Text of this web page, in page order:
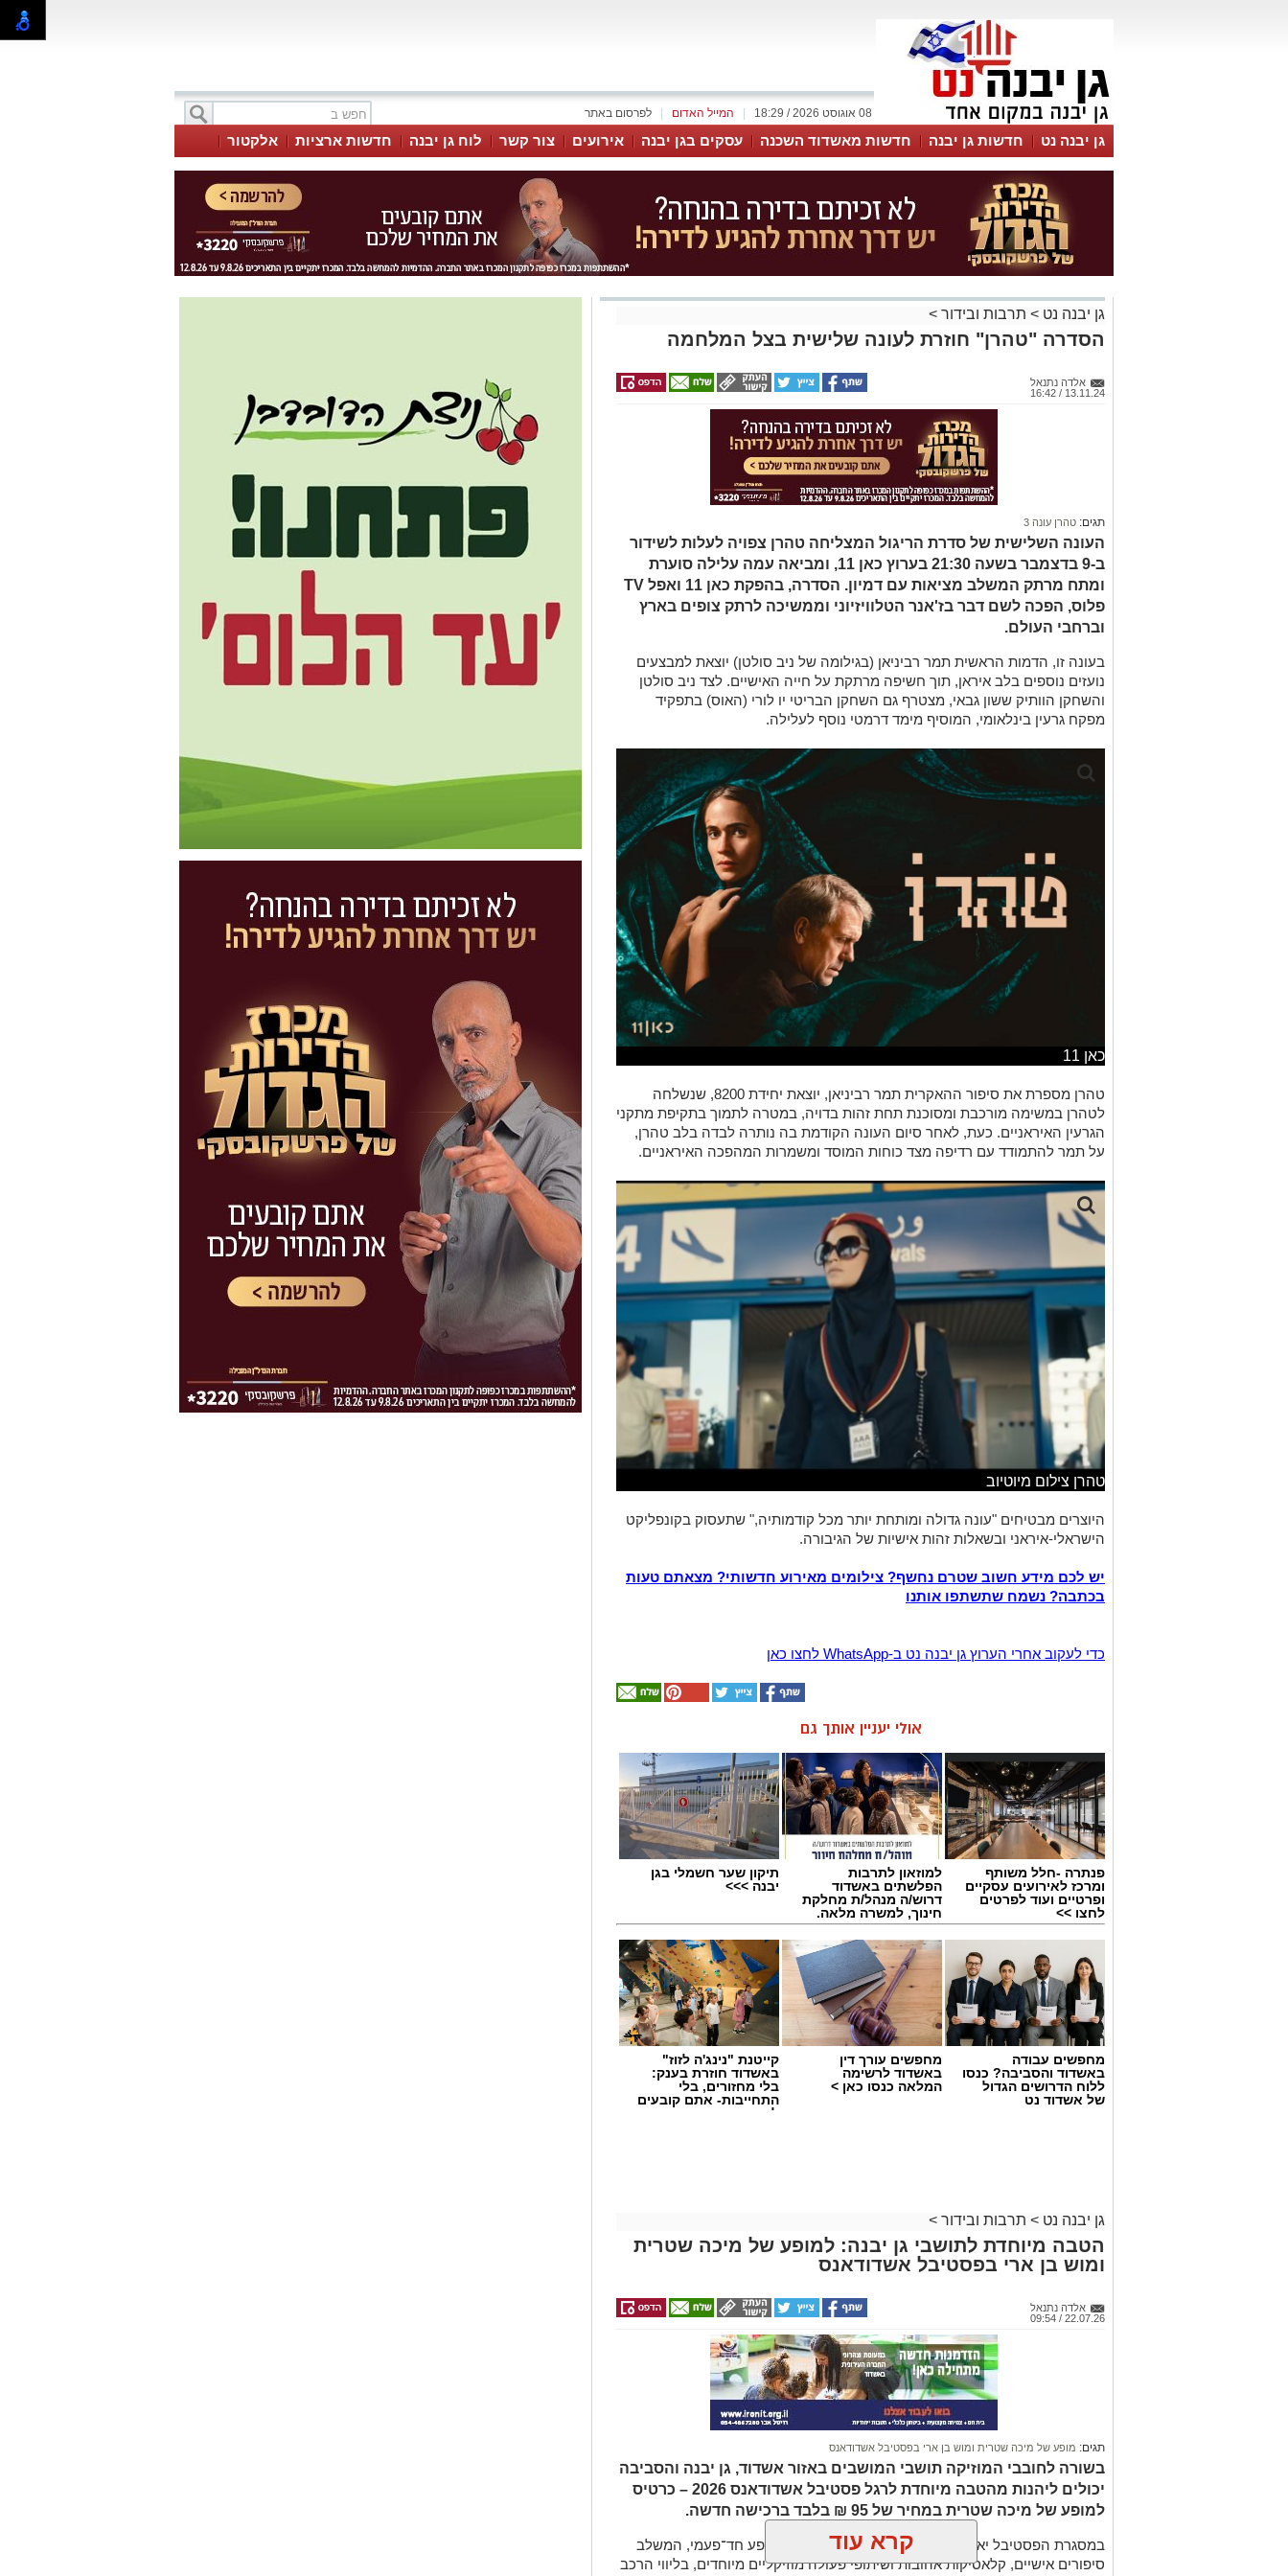
לפרסום באתר המייל האדום 08 אוגוסט 2026 / 18:29
גן יבנה נט חדשות גן יבנה חדשות מאשדוד השכנה עסקים בגן יבנה אירועים צור קשר לוח גן יבנה חדשות ארציות
אלקטור
MyKehila
גן יבנה נט > תרבות ובידור >
הסדרה "טהרן" חוזרת לעונה שלישית בצל המלחמה
אלדה נתנאל
13.11.24 / 16:42
תגים: טהרן עונה 3
העונה השלישית של סדרת הריגול המצליחה טהרן צפויה לעלות לשידור
ב-9 בדצמבר בשעה 21:30 בערוץ כאן 11, ומביאה עמה עלילה סוערת
ומתח מרתק המשלב מציאות עם דמיון. הסדרה, בהפקת כאן 11 ואפל TV
פלוס, הפכה לשם דבר בז'אנר הטלוויזיוני וממשיכה לרתק צופים בארץ
וברחבי העולם.
בעונה זו, הדמות הראשית תמר רביניאן (בגילומה של ניב סולטן) יוצאת למבצעים
נועזים נוספים בלב איראן, תוך חשיפה מרתקת על חייה האישיים. לצד ניב סולטן
והשחקן הוותיק ששון גבאי, מצטרף גם השחקן הבריטי יו לורי (האוס) בתפקיד
מפקח גרעין בינלאומי, המוסיף מימד דרמטי נוסף לעלילה.
כאן 11
טהרן מספרת את סיפור ההאקרית תמר רביניאן, יוצאת יחידת 8200, שנשלחה
לטהרן במשימה מורכבת ומסוכנת תחת זהות בדויה, במטרה לתמוך בתקיפת מתקני
הגרעין האיראניים. כעת, לאחר סיום העונה הקודמת בה נותרה לבדה בלב טהרן,
על תמר להתמודד עם רדיפה מצד כוחות המוסד ומשמרות המהפכה האיראניים.
טהרן צילום מיוטיוב
היוצרים מבטיחים "עונה גדולה ומותחת יותר מכל קודמותיה," שתעסוק בקונפליקט
הישראלי-איראני ובשאלות זהות אישיות של הגיבורה.
יש לכם מידע חשוב שטרם נחשף? צילומים מאירוע חדשותי? מצאתם טעות
בכתבה? נשמח שתשתפו אותנו
‏כדי לעקוב אחרי הערוץ גן יבנה נט ב-WhatsApp לחצו כאן
אולי יעניין אותך גם
פנתרה -חלל משותף
ומרכז לאירועים עסקיים
ופרטיים ועוד לפרטים
לחצו >>
למוזאון לתרבות
הפלשתים באשדוד
דרוש/ה מנהל/ת מחלקת
חינוך, למשרה מלאה.
תיקון שער חשמלי בגן
יבנה >>>
מחפשים עבודה
באשדוד והסביבה? כנסו
ללוח הדרושים הגדול
של אשדוד נט
מחפשים עורך דין
באשדוד לרשימה
המלאה כנסו כאן >
קייטנת "נינג'ה לזוז"
באשדוד חוזרת בענק:
בלי מחזורים, בלי
התחייבות- אתם קובעים
לכמה ואיזה ימים
גן יבנה נט > תרבות ובידור >
הטבה מיוחדת לתושבי גן יבנה: למופע של מיכה שטרית
ומוש בן ארי בפסטיבל אשדודאנס
אלדה נתנאל
22.07.26 / 09:54
תגים: מופע של מיכה שטרית ומוש בן ארי בפסטיבל אשדודאנס
בשורה לחובבי המוזיקה תושבי המושבים באזור אשדוד, גן יבנה והסביבה
יכולים ליהנות מהטבה מיוחדת לרגל פסטיבל אשדודאנס 2026 – כרטיס
למופע של מיכה שטרית במחיר של 95 ₪ בלבד ברכישה חדשה.
במסגרת הפסטיבל יארח מיכה שטרית את מוש בן ארי למופע חד־פעמי, המשלב
סיפורים אישיים, קלאסיקות אהובות ושיתופי פעולה מוזיקליים מיוחדים, בליווי הרכב
קרא עוד